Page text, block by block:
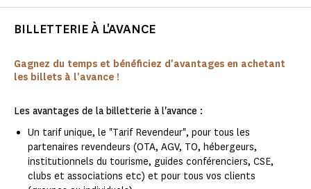
BILLETTERIE À L'AVANCE
Gagnez du temps et bénéficiez d'avantages en achetant
les billets à l'avance !
Les avantages de la billetterie à l'avance :
Un tarif unique, le "Tarif Revendeur", pour tous les
partenaires revendeurs (OTA, AGV, TO, hébergeurs,
institutionnels du tourisme, guides conférenciers, CSE,
clubs et associations etc) et pour tous vos clients